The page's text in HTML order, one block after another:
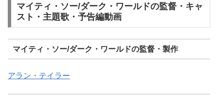
マイティ・ソー/ダーク・ワールドの監督・キャ
スト・主題歌・予告編動画
マイティ・ソー/ダーク・ワールドの監督・製作
アラン・テイラー